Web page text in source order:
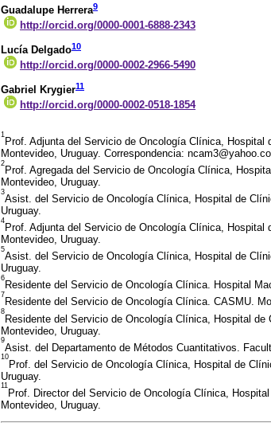
Guadalupe Herrera9
http://orcid.org/0000-0001-6888-2343
Lucía Delgado10
http://orcid.org/0000-0002-2966-5490
Gabriel Krygier11
http://orcid.org/0000-0002-0518-1854
1
Prof. Adjunta del Servicio de Oncología Clínica,
Montevideo, Uruguay. Correspondencia:
2
Prof. Agregada del Servicio de Oncología Clínica,
Montevideo, Uruguay.
3
Asist. del Servicio de Oncología Clínica, Hospital de
Uruguay.
4
Prof. Adjunta del Servicio de Oncología Clínica,
Montevideo, Uruguay.
5
Asist. del Servicio de Oncología Clínica, Hospital de
Uruguay.
6
Residente del Servicio de Oncología Clínica. Hospital
7
Residente del Servicio de Oncología Clínica. CASMU.
8
Residente del Servicio de Oncología Clínica, Hospital
Montevideo, Uruguay.
9
Asist. del Departamento de Métodos Cuantitativos.
10
Prof. del Servicio de Oncología Clínica, Hospital de
Uruguay.
11
Prof. Director del Servicio de Oncología Clínica,
Montevideo, Uruguay.